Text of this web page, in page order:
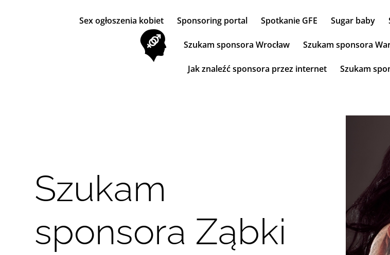
Sex ogłoszenia kobiet Sponsoring portal Spotkanie GFE Sugar baby
Szukam sponsora Wrocław Szukam sponsora
Jak znaleźć sponsora przez internet Szukam
Szukam
sponsora Ząbki